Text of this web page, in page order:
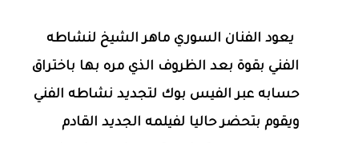
يعود الفنان السوري ماهر الشيخ لنشاطه
الفني بقوة بعد الظروف الذي مره بها باختراق
حسابه عبر الفيس بوك لتجديد نشاطه الفني
ويقوم بتحضر حاليا لفيلمه الجديد القادم